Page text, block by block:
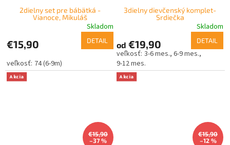
2dielny set pre bábätká -
Vianoce, Mikuláš
Skladom
€15,90 DETAIL
74 (6-9m)
3dielny dievčenský komplet-
Srdiečka
Skladom
od €19,90 DETAIL
3-6 mes. 6-9 mes.
9-12 mes.
Akcia
€15,90
–37 %
Akcia
€15,90
–12 %